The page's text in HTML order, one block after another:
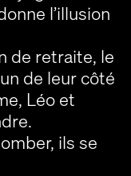
l’illusion
de retraite, le
de leur côté
Léo et
ils se